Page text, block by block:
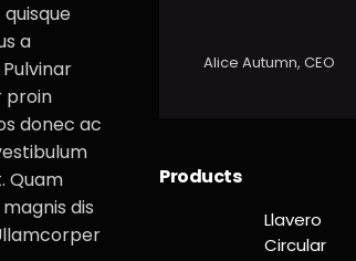
a
proin
donec ac
Quam
dis
Alice Autumn, CEO
Products
Llavero
Circular